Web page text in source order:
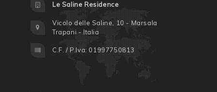
Le Saline Residence
Vicolo delle Saline, 10 - Marsala
Trapani - Italia
C.F. / P.Iva: 01997750813